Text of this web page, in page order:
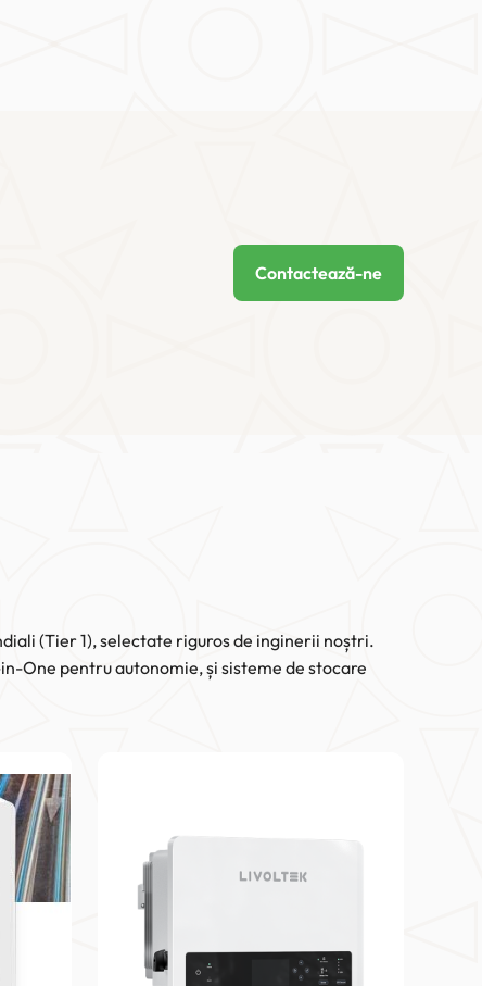
Contactează-ne
(Tier 1), selectate riguros de inginerii noștri.
One pentru autonomie, și sisteme de stocare